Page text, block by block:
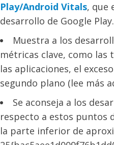
Play/Android Vitals, que
desarrollo de Google Play.
Muestra a los
métricas clave, como las
las aplicaciones, el
segundo plano (lee más
Se aconseja a los
respecto a estos puntos
la parte inferior de